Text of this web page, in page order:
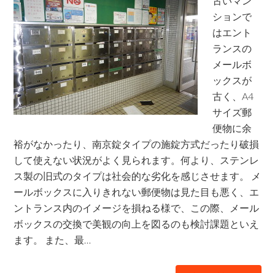
ションで
はエント
ランスの
メールボ
ックスが
古く、A4
サイズ郵
便物に余
裕がなかったり、南京錠タイプの施錠方式だったり破損
して使えない状況がよく見られます。何より、ステンレ
ス製の旧式のタイプは社会的な劣化を感じさせます。 メ
ールボックスに入りきれない郵便物は見た目も悪く、エ
ントランス内のイメージを損ねる様で、この際、メール
ボックスの交換で美観の向上を図るのも検討課題といえ
ます。 また、最…